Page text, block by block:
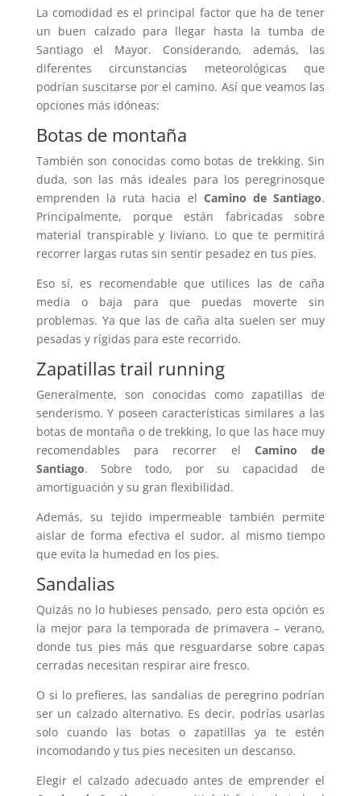
La comodidad es el principal factor que ha de tener
un buen calzado para llegar hasta la tumba de
Santiago el Mayor. Considerando, además, las
diferentes circunstancias meteorológicas que
podrían suscitarse por el camino. Así que veamos las
opciones más idóneas:
Botas de montaña
También son conocidas como botas de trekking. Sin
duda, son las más ideales para los peregrinosque
emprenden la ruta hacia el Camino de Santiago.
Principalmente, porque están fabricadas sobre
material transpirable y liviano. Lo que te permitirá
recorrer largas rutas sin sentir pesadez en tus pies.
Eso sí, es recomendable que utilices las de caña
media o baja para que puedas moverte sin
problemas. Ya que las de caña alta suelen ser muy
pesadas y rígidas para este recorrido.
Zapatillas trail running
Generalmente, son conocidas como zapatillas de
senderismo. Y poseen características similares a las
botas de montaña o de trekking, lo que las hace muy
recomendables para recorrer el Camino de
Santiago. Sobre todo, por su capacidad de
amortiguación y su gran flexibilidad.
Además, su tejido impermeable también permite
aislar de forma efectiva el sudor, al mismo tiempo
que evita la humedad en los pies.
Sandalias
Quizás no lo hubieses pensado, pero esta opción es
la mejor para la temporada de primavera – verano,
donde tus pies más que resguardarse sobre capas
cerradas necesitan respirar aire fresco.
O si lo prefieres, las sandalias de peregrino podrían
ser un calzado alternativo. Es decir, podrías usarlas
solo cuando las botas o zapatillas ya te estén
incomodando y tus pies necesiten un descanso.
Elegir el calzado adecuado antes de emprender el